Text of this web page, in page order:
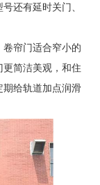
还有延时关门、
帘门适合窄小的
简洁美观，和住
给轨道加点润滑